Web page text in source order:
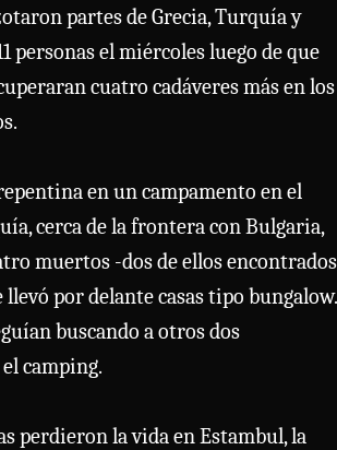
partes de Grecia, Turquía y
personas el miércoles luego de que
cuatro cadáveres más en los
en un campamento en el
cerca de la frontera con Bulgaria,
muertos -dos de ellos encontrados
llevó por delante casas tipo bungalow.
buscando a otros dos
camping.
perdieron la vida en Estambul, la